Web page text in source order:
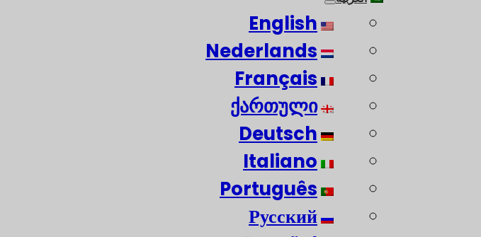
English
Nederlands
Français
ქართული
Deutsch
Italiano
Português
Русский